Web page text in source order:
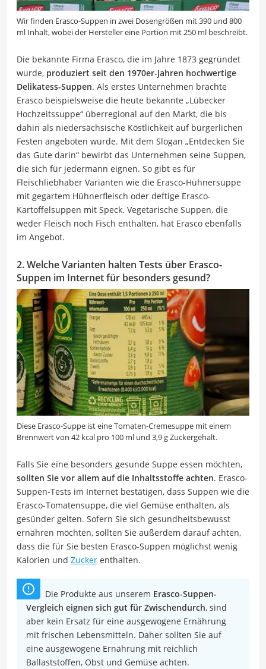
Wir finden Erasco-Suppen in zwei Dosengrößen mit 390 und 800
ml Inhalt, wobei der Hersteller eine Portion mit 250 ml beschreibt.
Die bekannte Firma Erasco, die im Jahre 1873 gegründet
wurde, produziert seit den 1970er-Jahren hochwertige
Delikatess-Suppen. Als erstes Unternehmen brachte
Erasco beispielsweise die heute bekannte „Lübecker
Hochzeitssuppe“ überregional auf den Markt, die bis
dahin als niedersächsische Köstlichkeit auf bürgerlichen
Festen angeboten wurde. Mit dem Slogan „Entdecken Sie
das Gute darin“ bewirbt das Unternehmen seine Suppen,
die sich für jedermann eignen. So gibt es für
Fleischliebhaber Varianten wie die Erasco-Hühnersuppe
mit gegartem Hühnerfleisch oder deftige Erasco-
Kartoffelsuppen mit Speck. Vegetarische Suppen, die
weder Fleisch noch Fisch enthalten, hat Erasco ebenfalls
im Angebot.
2. Welche Varianten halten Tests über Erasco-
Suppen im Internet für besonders gesund?
Diese Erasco-Suppe ist eine Tomaten-Cremesuppe mit einem
Brennwert von 42 kcal pro 100 ml und 3,9 g Zuckergehalt.
Falls Sie eine besonders gesunde Suppe essen möchten,
sollten Sie vor allem auf die Inhaltsstoffe achten. Erasco-
Suppen-Tests im Internet bestätigen, dass Suppen wie die
Erasco-Tomatensuppe, die viel Gemüse enthalten, als
gesünder gelten. Sofern Sie sich gesundheitsbewusst
ernähren möchten, sollten Sie außerdem darauf achten,
dass die für Sie besten Erasco-Suppen möglichst wenig
Kalorien und Zucker enthalten.
Die Produkte aus unserem Erasco-Suppen-
Vergleich eignen sich gut für Zwischendurch, sind
aber kein Ersatz für eine ausgewogene Ernährung
mit frischen Lebensmitteln. Daher sollten Sie auf
eine ausgewogene Ernährung mit reichlich
Ballaststoffen, Obst und Gemüse achten.